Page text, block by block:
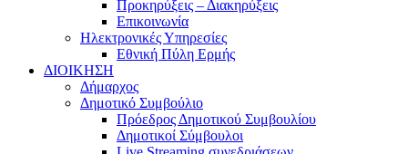
Προκηρύξεις – Διακηρύξεις
Επικοινωνία
Ηλεκτρονικές Υπηρεσίες
Εθνική Πύλη Ερμής
ΔΙΟΙΚΗΣΗ
Δήμαρχος
Δημοτικό Συμβούλιο
Πρόεδρος Δημοτικού Συμβουλίου
Δημοτικοί Σύμβουλοι